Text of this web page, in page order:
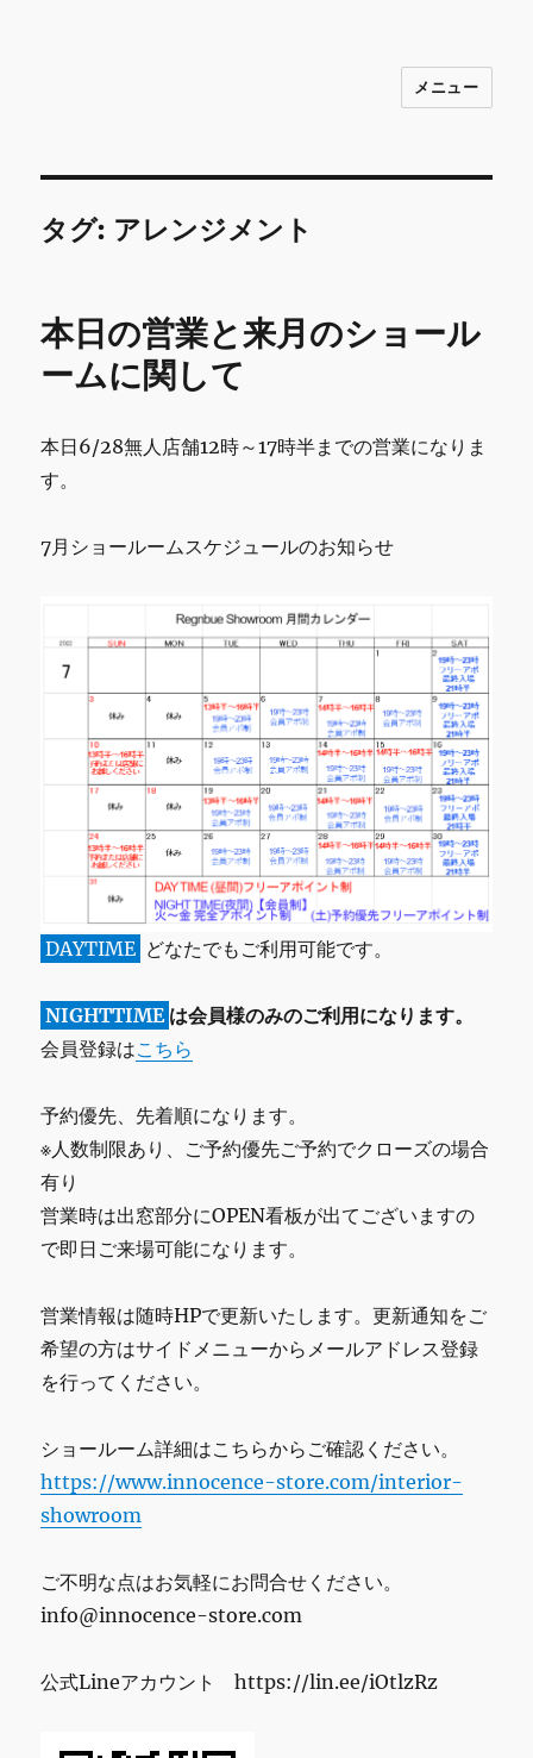
INNOCENCE ～日常に彩りを～ フ
物 etc販売 江戸川区瑞江
メニュー
タグ: アレンジメント
本日の営業と来月のショール
ームに関して
本日6/28無人店舗12時～17時半までの営業になりま
す。
7月ショールームスケジュールのお知らせ
DAYTIME どなたでもご利用可能です。
NIGHTTIME は会員様のみのご利用になります。
会員登録はこちら
予約優先、先着順になります。
※人数制限あり、ご予約優先ご予約でクローズの場合
有り
営業時は出窓部分にOPEN看板が出てございますの
で即日ご来場可能になります。
営業情報は随時HPで更新いたします。更新通知をご
希望の方はサイドメニューからメールアドレス登録
を行ってください。
ショールーム詳細はこちらからご確認ください。
https://www.innocence-store.com/interior-
showroom
ご不明な点はお気軽にお問合せください。
info@innocence-store.com
公式Lineアカウント https://lin.ee/iOtlzRz